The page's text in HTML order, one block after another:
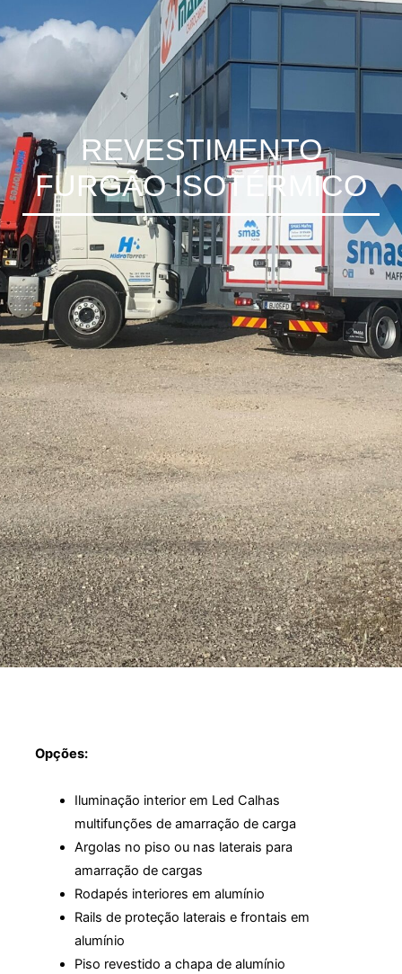
REVESTIMENTO
FURGÃO ISOTÉRMICO
Opções:
Iluminação interior em Led Calhas
multifunções de amarração de carga
Argolas no piso ou nas laterais para
amarração de cargas
Rodapés interiores em alumínio
Rails de proteção laterais e frontais em
alumínio
Piso revestido a chapa de alumínio